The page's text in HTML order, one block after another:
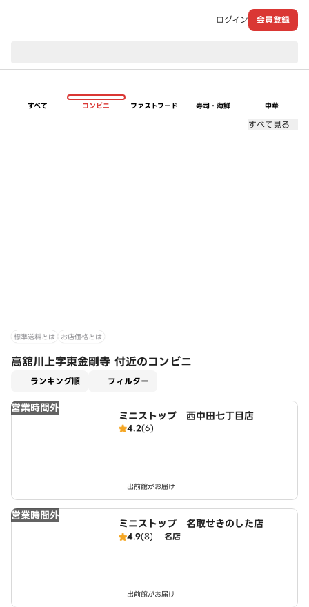
ログイン 会員登録
すべて コンビニ ファストフード 寿司・海鮮 中華
すべて見る
標準送料とは お店価格とは
高舘川上字東金剛寺 付近のコンビニ
ランキング順 フィルター
営業時間外
ミニストップ 西中田七丁目店
4.2(6)
出前館がお届け
営業時間外
ミニストップ 名取せきのした店
4.9(8) 名店
出前館がお届け